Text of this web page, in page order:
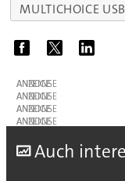
MULTICHOICE
ANZEIGE
ANZEIGE
ANZEIGE
ANZEIGE
Auch